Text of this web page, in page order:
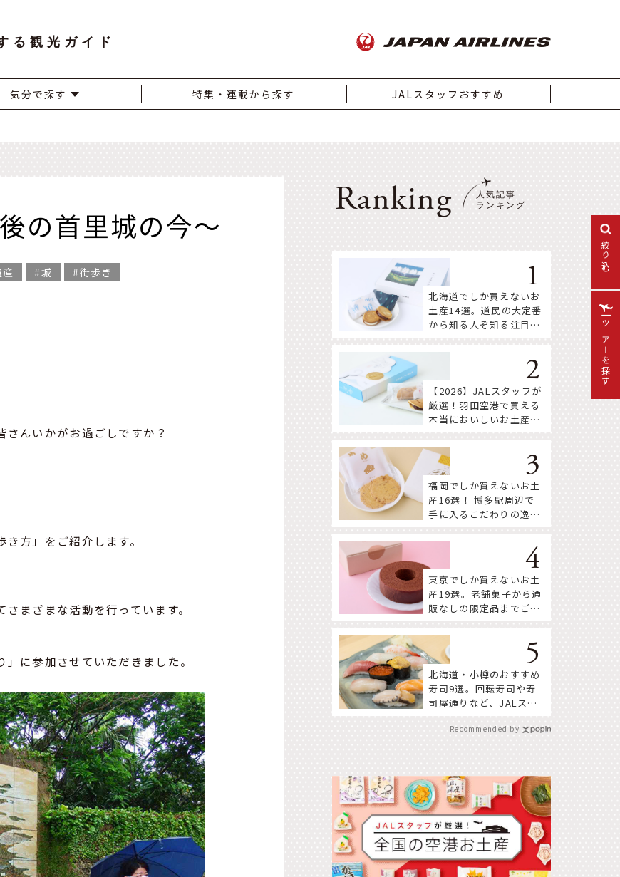
絞り込む
る観光ガイド
気分で探す 特集・連載から探す JALスタッフおすすめ
の首里城の今～
城 街歩き
んいかがお過ごしですか？
方」をご紹介します。
まざまな活動を行っています。
に参加させていただきました。
Ranking
北海道でしか買えないお
土産14選。道民の大定番
から知る人ぞ知る注目株
【2026】JALスタッフが
厳選！羽田空港で買える
本当においしいお土産18
福岡でしか買えないお土
産16選！ 博多駅周辺で
手に入るこだわりの逸品
東京でしか買えないお土
産19選。老舗菓子から通
販なしの限定品までご紹
北海道・小樽のおすすめ
寿司9選。回転寿司や寿
司屋通りなど、JALスタ
Recommended by
ツアーを探す